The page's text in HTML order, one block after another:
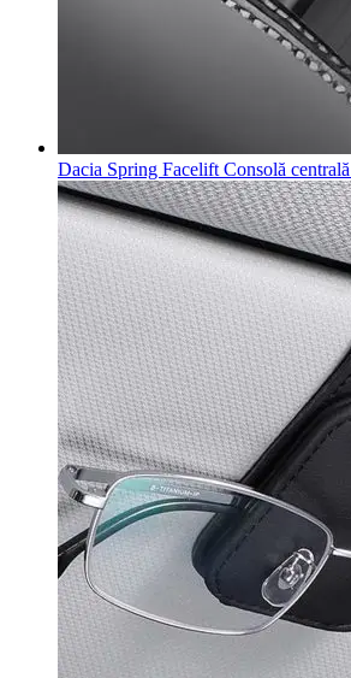
Dacia Spring Facelift Consolă